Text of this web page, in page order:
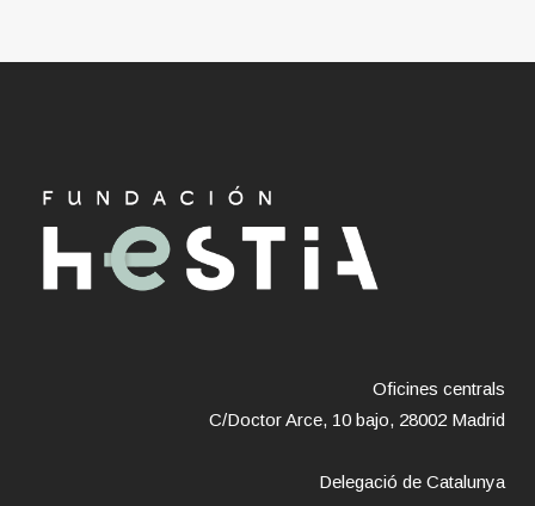
Oficines centrals
C/Doctor Arce, 10 bajo, 28002 Madrid
Delegació de Catalunya